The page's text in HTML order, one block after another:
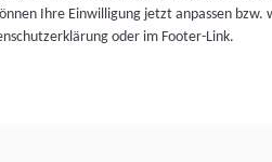
Ihre Einwilligung jetzt anpassen bzw.
oder im Footer-Link.